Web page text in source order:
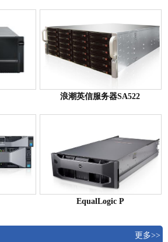
浪潮英信服务器SA522
EqualLogic P
更多>>